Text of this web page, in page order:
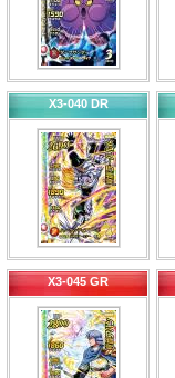
X3-040 DR
X3-045 GR